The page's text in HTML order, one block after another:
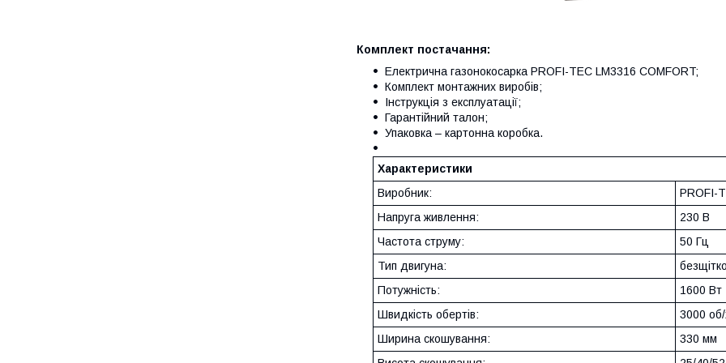
Комплект постачання:
Електрична газонокосарка PROFI-TEC LM3316 COMFORT;
Комплект монтажних виробів;
Інструкція з експлуатації;
Гарантійний талон;
Упаковка – картонна коробка.
Характеристики
Виробник:
PROFI-
Напруга живлення:
230 В
Частота струму:
50 Гц
Тип двигуна:
Потужність:
1600 Вт
Швидкість обертів:
3000 об/
Ширина скошування:
330 мм